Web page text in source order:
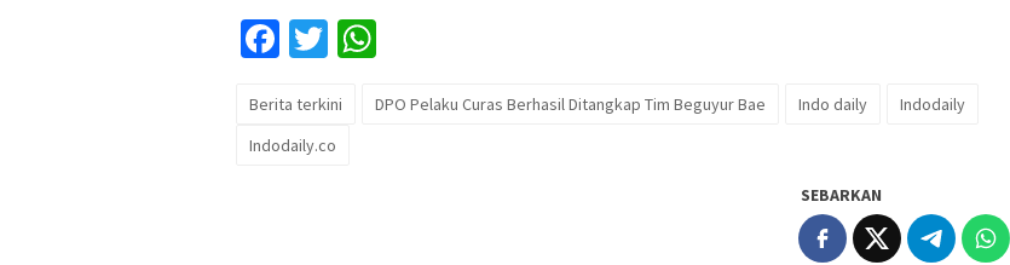
Facebook
Twitter
Berita terkini DPO Pelaku Curas Berhasil Ditangkap Tim Beguyur Bae Indo daily
Indodaily
Indodaily.co
SEBARKAN